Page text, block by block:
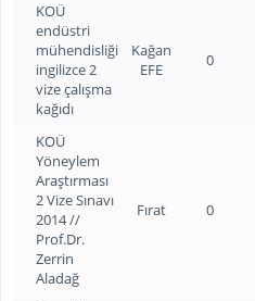
KOÜ
endüstri
mühendisliği
ingilizce 2
vize çalışma
kağıdı
Kağan
EFE
0
KOÜ
Yöneylem
Araştırması
2 Vize Sınavı
2014 //
Prof.Dr.
Zerrin
Aladağ
Fırat 0